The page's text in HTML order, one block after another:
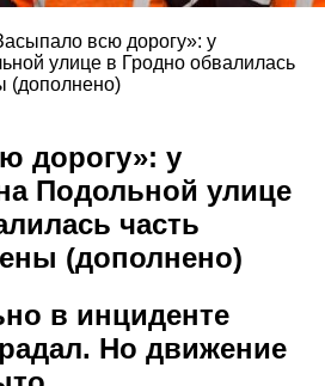
всю дорогу»: у
улице в Гродно обвалилась
(дополнено)
дорогу»: у
Подольной улице
часть
(дополнено)
в инциденте
Но движение